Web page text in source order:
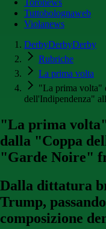
Toronews
Tuttobolognaweb
Violanews
DerbyDerbyDerby
Rubriche
La prima volta
"La prima volta"
dell'Indipendenza"
"La prima
dalla "Coppa
"Garde Noire"
Dalla dittatura
Trump,
composizione